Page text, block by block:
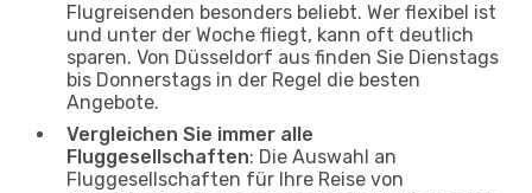
Flugreisenden besonders beliebt. Wer flexibel ist
und unter der Woche fliegt, kann oft deutlich
sparen. Von Düsseldorf aus finden Sie Dienstags
bis Donnerstags in der Regel die besten
Angebote.
Vergleichen Sie immer alle
Fluggesellschaften: Die Auswahl an
Fluggesellschaften für Ihre Reise von